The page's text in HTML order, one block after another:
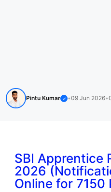
Pintu Kumar ✓ •09 Jun 2026•
SBI Apprentice
2026
Online for 7150